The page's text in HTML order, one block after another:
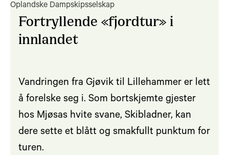
Oplandske Dampskipsselskap
Fortryllende «fjordtur» i
innlandet
Vandringen fra Gjøvik til Lillehammer er lett
å forelske seg i. Som bortskjemte gjester
hos Mjøsas hvite svane, Skibladner, kan
dere sette et blått og smakfullt punktum for
turen.